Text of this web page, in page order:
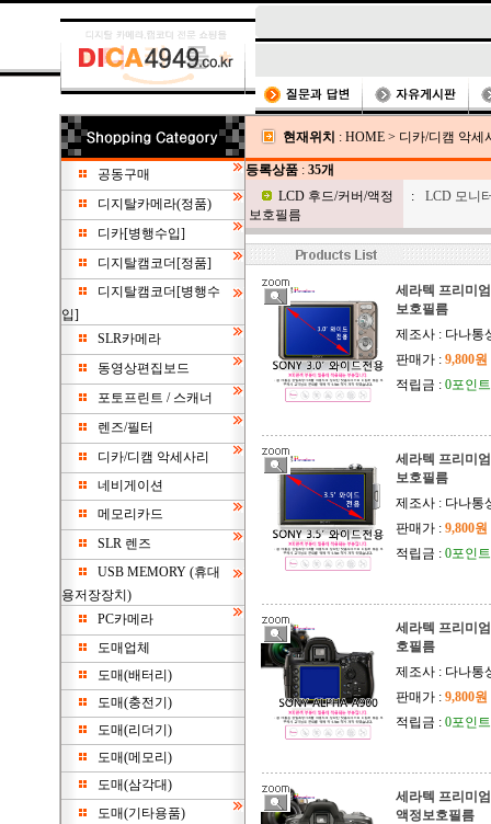
공동구매
디지탈카메라(정품)
디카[병행수입]
디지탈캠코더[정품]
디지탈캠코더[병행수
입]
SLR카메라
동영상편집보드
포토프린트 / 스캐너
렌즈/필터
디카/디캠 악세사리
네비게이션
메모리카드
SLR 렌즈
USB MEMORY (휴대
용저장장치)
PC카메라
도매업체
도매(배터리)
도매(충전기)
도매(리더기)
도매(메모리)
도매(삼각대)
도매(기타용품)
현재위치 : HOME > 디카/디캠 악세
등록상품 : 35개
LCD 후드/커버/액정
보호필름
: LCD 모니
세라텍 프리미
보호필름
제조사 : 다나통
판매가 : 9,800원
적립금 : 0포인트
세라텍 프리미
보호필름
제조사 : 다나통
판매가 : 9,800원
적립금 : 0포인트
세라텍 프리미
호필름
제조사 : 다나통
판매가 : 9,800원
적립금 : 0포인트
세라텍 프리미
액정보호필름